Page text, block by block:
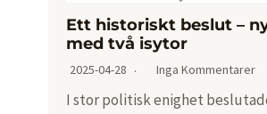
Ett historiskt beslut –
med två isytor
2025-04-28 Inga Kommentarer
I stor politisk enighet